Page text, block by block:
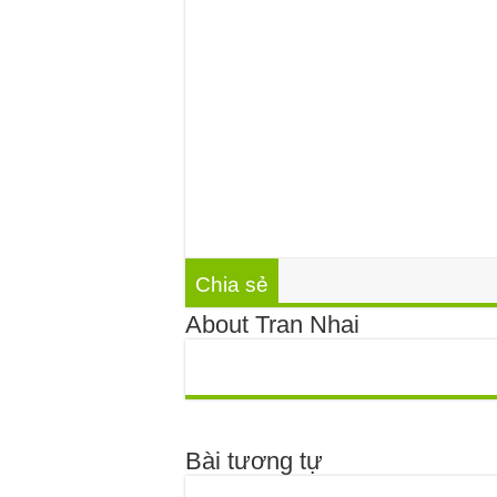
Chia sẻ
About Tran Nhai
Bài tương tự